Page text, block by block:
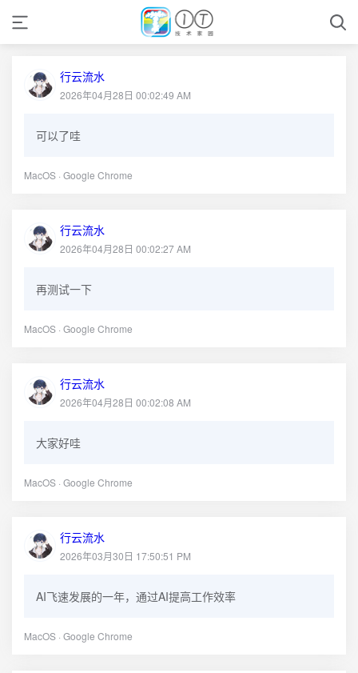
行云流水
2026年04月28日 00:02:49 AM
可以了哇
MacOS · Google Chrome
行云流水
2026年04月28日 00:02:27 AM
再测试一下
MacOS · Google Chrome
行云流水
2026年04月28日 00:02:08 AM
大家好哇
MacOS · Google Chrome
行云流水
2026年03月30日 17:50:51 PM
AI飞速发展的一年，通过AI提高工作效率
MacOS · Google Chrome